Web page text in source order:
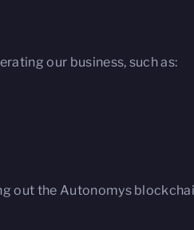
our business, such as:
out the Autonomys